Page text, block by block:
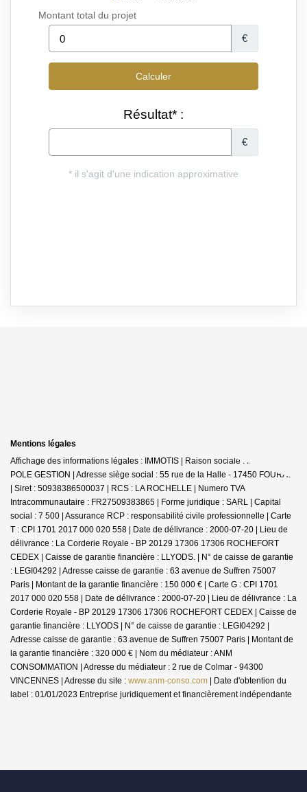
Mentions légales
Affichage des informations légales : IMMOTIS | Raison sociale : IMMOTIS
POLE GESTION | Adresse siège social : 55 rue de la Halle - 17450 FOURAS
| Siret : 50938386500037 | RCS : LA ROCHELLE | Numero TVA
Intracommunautaire : FR27509383865 | Forme juridique : SARL | Capital
social : 7 500 | Assurance RCP : responsabilité civile professionnelle | Carte
T : CPI 1701 2017 000 020 558 | Date de délivrance : 2000-07-20 | Lieu de
délivrance : La Corderie Royale - BP 20129 17306 17306 ROCHEFORT
CEDEX | Caisse de garantie financière : LLYODS. | N° de caisse de garantie
: LEGI04292 | Adresse caisse de garantie : 63 avenue de Suffren 75007
Paris | Montant de la garantie financière : 150 000 € | Carte G : CPI 1701
2017 000 020 558 | Date de délivrance : 2000-07-20 | Lieu de délivrance : La
Corderie Royale - BP 20129 17306 17306 ROCHEFORT CEDEX | Caisse de
garantie financière : LLYODS | N° de caisse de garantie : LEGI04292 |
Adresse caisse de garantie : 63 avenue de Suffren 75007 Paris | Montant de
la garantie financière : 320 000 € | Nom du médiateur : ANM
CONSOMMATION | Adresse du médiateur : 2 rue de Colmar - 94300
VINCENNES | Adresse du site : www.anm-conso.com | Date d'obtention du
label : 01/01/2023 Entreprise juridiquement et financièrement indépendante